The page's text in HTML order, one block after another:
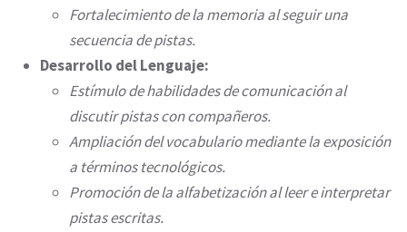
Fortalecimiento de la memoria al seguir una
secuencia de pistas.
Desarrollo del Lenguaje:
Estímulo de habilidades de comunicación al
discutir pistas con compañeros.
Ampliación del vocabulario mediante la exposición
a términos tecnológicos.
Promoción de la alfabetización al leer e interpretar
pistas escritas.